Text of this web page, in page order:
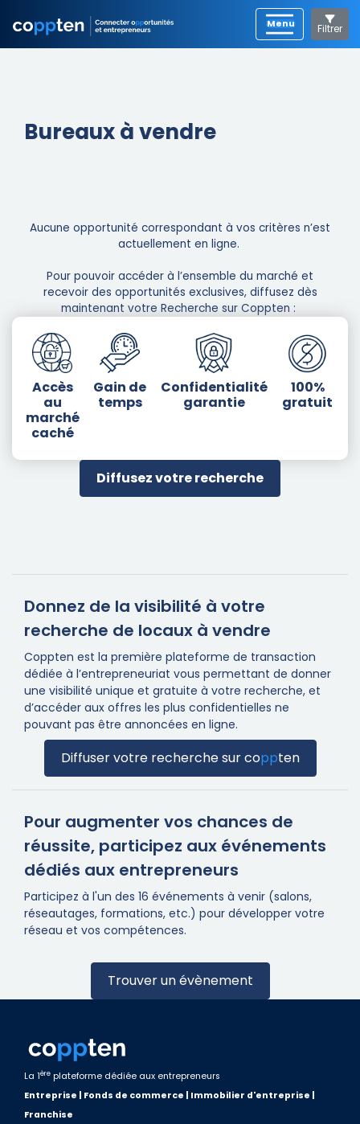
Filtrer
Bureaux à vendre
Aucune opportunité correspondant à vos critères n’est
actuellement en ligne. ​
Pour pouvoir accéder à l’ensemble du marché et
recevoir des opportunités exclusives, diffusez dès
maintenant votre Recherche sur Coppten : ​
Accès
au
marché
caché
Gain de
temps
Confidentialité
garantie
100%
gratuit
Diffusez votre recherche
Donnez de la visibilité à votre
recherche de locaux à vendre
Coppten est la première plateforme de transaction
dédiée à l’entrepreneuriat vous permettant de donner
une visibilité unique et gratuite à votre recherche, et
d’accéder aux offres les plus confidentielles ne
pouvant pas être annoncées en ligne.
Diffuser votre recherche surcoppten
Pour augmenter vos chances de
réussite, participez aux événements
dédiés aux entrepreneurs
Participez à l'un des 16 événements à venir (salons,
réseautages, formations, etc.) pour développer votre
réseau et vos compétences.
Trouver un évènement
La 1ère plateforme dédiée aux entrepreneurs
Entreprise | Fonds de commerce | Immobilier d'entreprise |
Franchise